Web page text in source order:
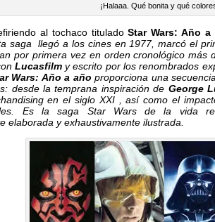
¡Halaaa. Qué bonita y qué
al tochaco tituladoStar Wars: Año a
saga llegó a los cines en 1977, marcó el
por primera vez en orden cronológico más
Lucasfilmy escrito por los renombrados
Wars: Año a año proporciona una
desde la temprana inspiración de George
en el siglo XXI , así como el
Es la saga Star Wars de la vida
elaborada y exhaustivamente ilustrada.